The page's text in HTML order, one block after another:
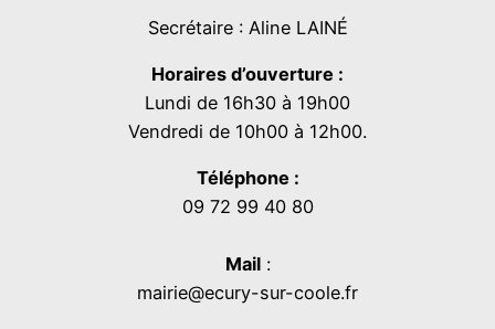
Secrétaire : Aline LAINÉ
Horaires d’ouverture :
Lundi de 16h30 à 19h00
Vendredi de 10h00 à 12h00.
Téléphone :
09 72 99 40 80
Mail:
mairie@ecury-sur-coole.fr